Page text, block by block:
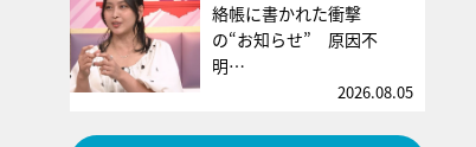
絡帳に書かれた衝撃
の“お知らせ” 原因不
明…
2026.08.05